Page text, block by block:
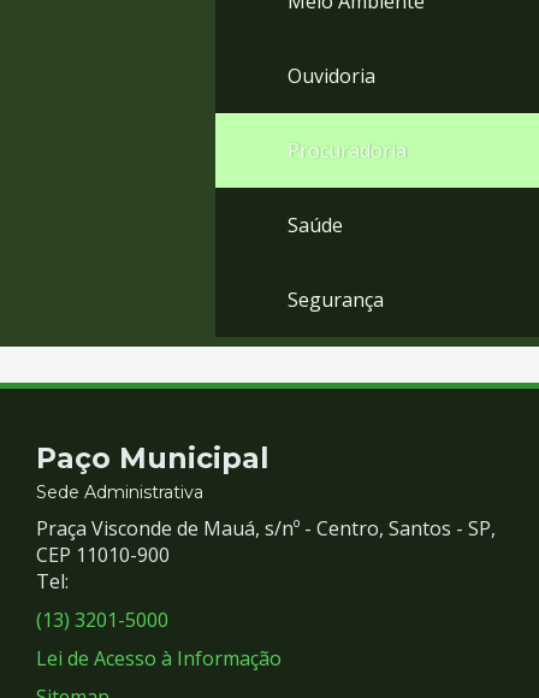
Ouvidoria
Procuradoria
Saúde
Segurança
Contato
e
Redes
Sociais
Paço Municipal
Sede Administrativa
Praça Visconde de Mauá, s/nº - Centro, Santos - SP,
CEP 11010-900
Tel:
(13) 3201-5000
Lei de Acesso à Informação